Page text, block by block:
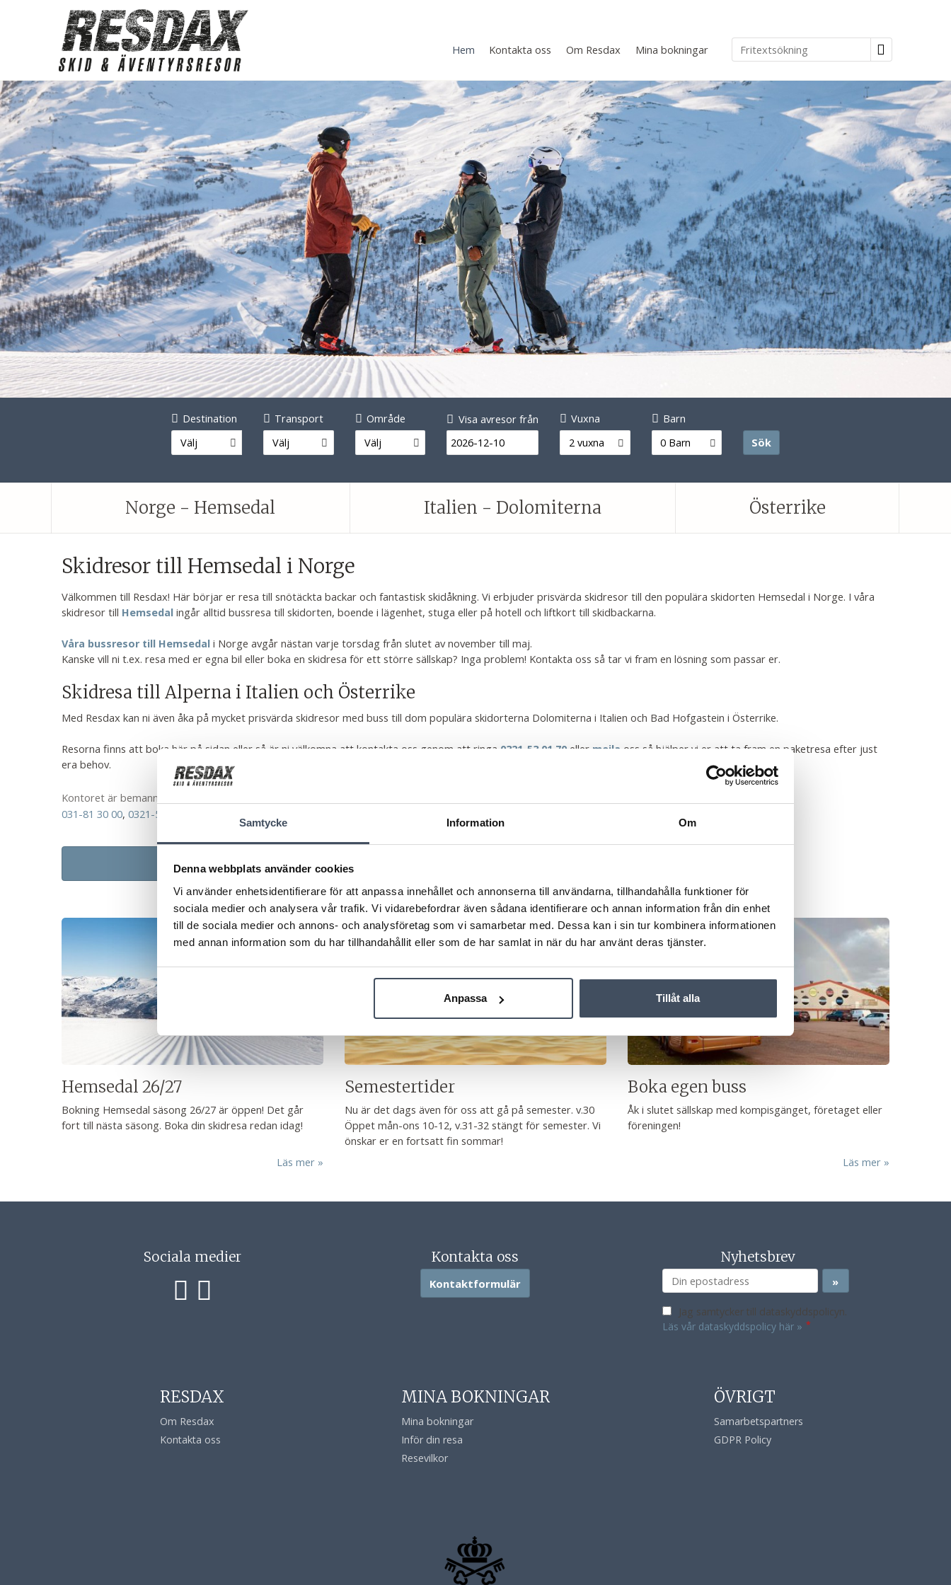
Samtycke Information Om
Denna webbplats använder cookies
Vi använder enhetsidentifierare för att anpassa innehållet och annonserna till användarna, tillhandahålla funktioner för
sociala medier och analysera vår trafik. Vi vidarebefordrar även sådana identifierare och annan information från din enhet
till de sociala medier och annons- och analysföretag som vi samarbetar med. Dessa kan i sin tur kombinera informationen
med annan information som du har tillhandahållit eller som de har samlat in när du har använt deras tjänster.
Anpassa Tillåt alla
Hem Kontakta oss Om Resdax Mina bokningar
Destination
Välj
Transport
Välj
Område
Välj
Visa avresor från
Vuxna
2 vuxna
Barn
0 Barn
Sök
Norge - Hemsedal Italien - Dolomiterna Österrike
Skidresor till Hemsedal i Norge
Välkommen till Resdax! Här börjar er resa till snötäckta backar och fantastisk skidåkning. Vi erbjuder prisvärda skidresor till den populära skidorten Hemsedal i Norge. I våra
skidresor till Hemsedal ingår alltid bussresa till skidorten, boende i lägenhet, stuga eller på hotell och liftkort till skidbackarna.
Våra bussresor till Hemsedal i Norge avgår nästan varje torsdag från slutet av november till maj.
Kanske vill ni t.ex. resa med er egna bil eller boka en skidresa för ett större sällskap? Inga problem! Kontakta oss så tar vi fram en lösning som passar er.
Skidresa till Alperna i Italien och Österrike
Med Resdax kan ni även åka på mycket prisvärda skidresor med buss till dom populära skidorterna Dolomiterna i Italien och Bad Hofgastein i Österrike.
Resorna finns att boka här på sidan eller så är ni välkomna att kontakta oss genom att ringa 0321-53 01 70eller mejla oss så hjälper vi er att ta fram en paketresa efter just
era behov.
Kontoret är bemannat måndag-fredag 09:00-16:00.
031-81 30 00, 0321-53 01 70
Boka skidresa
Hemsedal 26/27
Bokning Hemsedal säsong 26/27 är öppen! Det går
fort till nästa säsong. Boka din skidresa redan idag!
Läs mer
Semestertider
Nu är det dags även för oss att gå på semester. v.30
Öppet mån-ons 10-12, v.31-32 stängt för semester. Vi
önskar er en fortsatt fin sommar!
Boka egen buss
Åk i slutet sällskap med kompisgänget, företaget eller
föreningen!
Läs mer
Sociala medier Kontakta oss
Kontaktformulär
Nyhetsbrev
Jag samtycker till dataskyddspolicyn.
Läs vår dataskyddspolicy här » *
RESDAX
Om Resdax
Kontakta oss
MINA BOKNINGAR
Mina bokningar
Inför din resa
Resevilkor
ÖVRIGT
Samarbetspartners
GDPR Policy